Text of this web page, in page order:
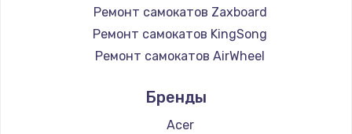
Ремонт самокатов Zaxboard
Ремонт самокатов KingSong
Ремонт самокатов AirWheel
Ремонт самокатов Hunter
Ремонт самокатов Shorner
Бренды
Acer